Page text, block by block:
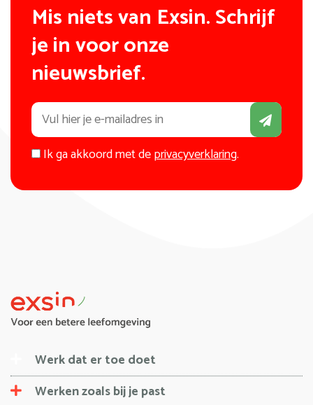
Mis niets van Exsin. Schrijf
je in voor onze
nieuwsbrief.
Ik ga akkoord met deprivacyverklaring.
Werk dat er toe doet
Werken zoals bij je past